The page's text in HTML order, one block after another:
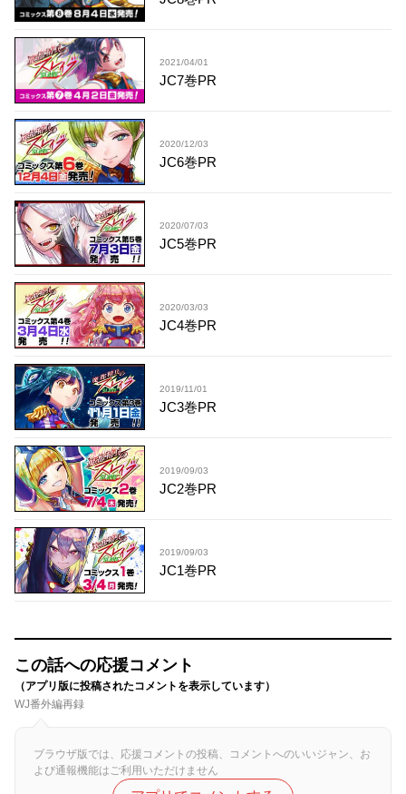
2021/04/01
JC7巻PR
2020/12/03
JC6巻PR
2020/07/03
JC5巻PR
2020/03/03
JC4巻PR
2019/11/01
JC3巻PR
2019/09/03
JC2巻PR
2019/09/03
JC1巻PR
この話への応援コメント
（アプリ版に投稿されたコメントを表示しています）
WJ番外編再録
ブラウザ版では、応援コメントの投稿、コメントへのいいジャン、お
よび通報機能はご利用いただけません